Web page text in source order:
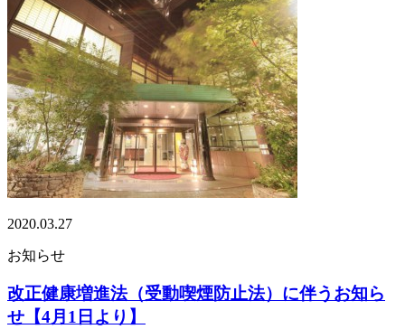
2020.03.27
お知らせ
改正健康増進法（受動喫煙防止法）に伴うお知ら
せ【4月1日より】